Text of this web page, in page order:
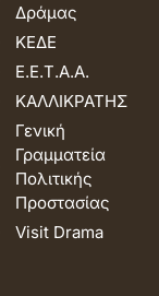
Δράμας
ΚΕΔΕ
Ε.Ε.Τ.Α.Α.
ΚΑΛΛΙΚΡΑΤΗΣ
Γενική
Γραμματεία
Πολιτικής
Προστασίας
Visit Drama